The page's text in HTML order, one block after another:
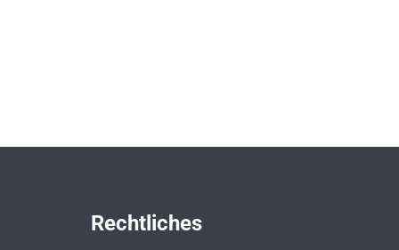
Rechtliches